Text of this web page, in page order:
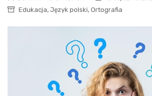
Edukacja, Język polski, Ortografia